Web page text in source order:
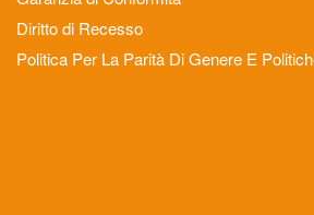
Diritto di Recesso
Politica Per La Parità Di Genere E